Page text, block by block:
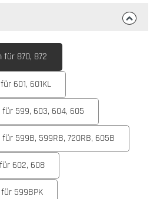
870, 872
601, 601KL
599, 603, 604, 605
599B, 599RB, 720RB, 605B
602, 608
599BPK